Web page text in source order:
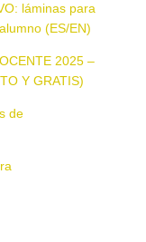
láminas para
(ES/EN)
2025 –
Y GRATIS)
de